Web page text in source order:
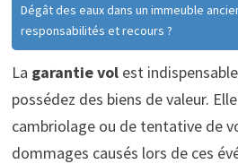
Dégât des eaux dans un immeuble
responsabilités et recours ?
La garantie volest
possédez des biens de valeur.
cambriolage ou de tentative de
dommages causés lors de ces